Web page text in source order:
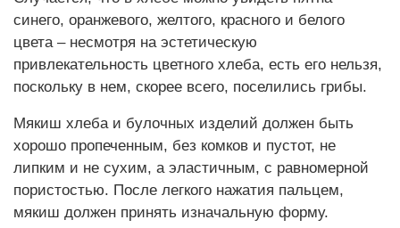
синего, оранжевого, желтого, красного и белого
цвета – несмотря на эстетическую
привлекательность цветного хлеба, есть его нельзя,
поскольку в нем, скорее всего, поселились грибы.
Мякиш хлеба и булочных изделий должен быть
хорошо пропеченным, без комков и пустот, не
липким и не сухим, а эластичным, с равномерной
пористостью. После легкого нажатия пальцем,
мякиш должен принять изначальную форму.